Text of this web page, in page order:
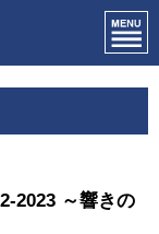
2023 ～響きの